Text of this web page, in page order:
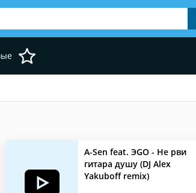
A-Sen feat. ЭGO - Не рви
гитара душу (DJ Alex
Yakuboff remix)